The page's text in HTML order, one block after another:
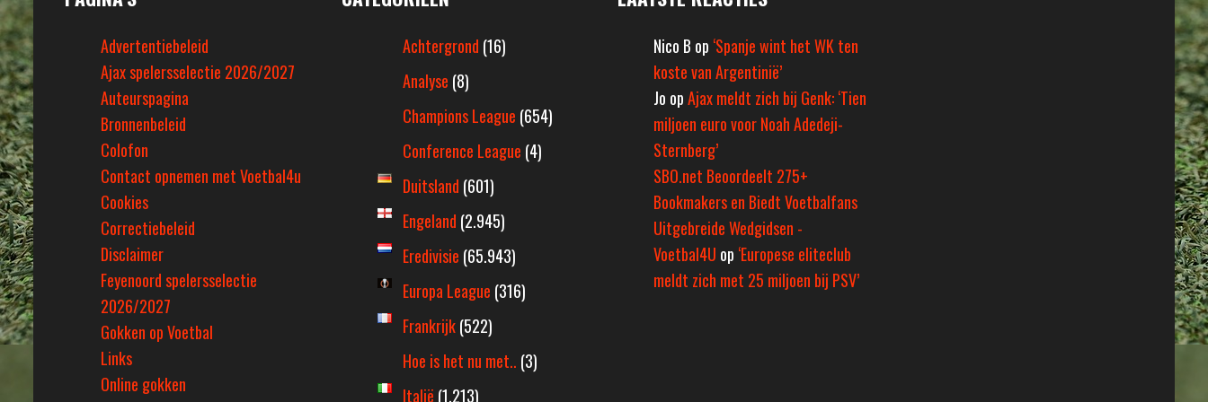
Advertentiebeleid
Ajax spelersselectie 2026/2027
Auteurspagina
Bronnenbeleid
Colofon
Contact opnemen met Voetbal4u
Cookies
Correctiebeleid
Disclaimer
Feyenoord spelersselectie
2026/2027
Gokken op Voetbal
Links
Online gokken
Achtergrond (16)
Analyse (8)
Champions League (654)
Conference League (4)
Duitsland (601)
Engeland (2.945)
Eredivisie (65.943)
Europa League (316)
Frankrijk(522)
Hoe is het nu met.. (3)
Italië (1.213)
Nico B op ‘Spanje wint het WK ten
koste van Argentinië’
Jo opAjax meldt zich bij Genk: ‘Tien
miljoen euro voor Noah Adedeji-
Sternberg’
SBO.net Beoordeelt 275+
Bookmakers en Biedt Voetbalfans
Uitgebreide Wedgidsen -
Voetbal4U op ‘Europese eliteclub
meldt zich met 25 miljoen bij PSV’